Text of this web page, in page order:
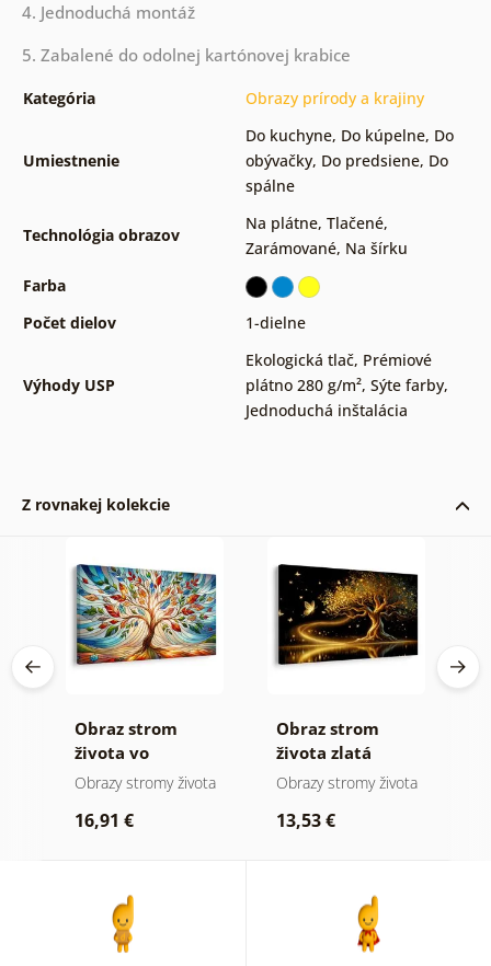
4. Jednoduchá montáž
5. Zabalené do odolnej kartónovej krabice
Kategória Obrazy prírody a krajiny
Umiestnenie
Do kuchyne, Do kúpelne, Do
obývačky, Do predsiene, Do
spálne
Technológia obrazov
Na plátne, Tlačené,
Zarámované, Na šírku
Farba
Počet dielov
1-dielne
Výhody USP
Ekologická tlač, Prémiové
plátno 280 g/m², Sýte farby,
Jednoduchá inštalácia
Z rovnakej kolekcie
Obraz strom
života vo
farebnej vitráži
Obrazy stromy života
16,91 €
Obraz strom
života zlatá
mágia
Obrazy stromy života
13,53 €